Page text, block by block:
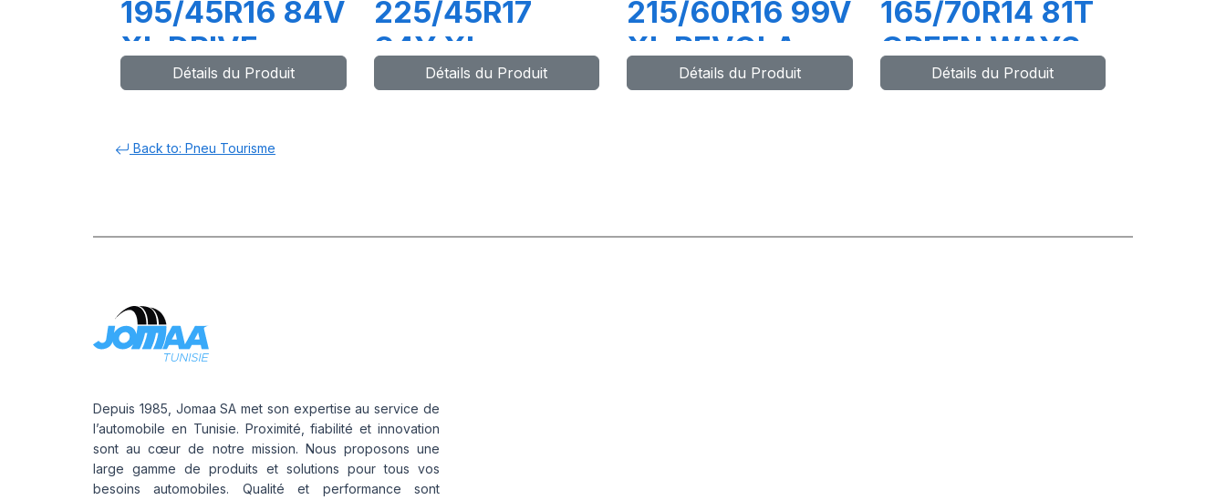
195/45R16 84V
XL DRIVE
WAYSDétails du Produit
225/45R17
94Y XL
DRIVEWAYS
Détails du Produit
215/60R16 99V
XL REVOLA
Détails du Produit
165/70R14 81T
GREEN WAYS
Détails du Produit
Back to: Pneu Tourisme
Depuis 1985, Jomaa SA met son expertise au service de
l’automobile en Tunisie. Proximité, fiabilité et innovation
sont au cœur de notre mission. Nous proposons une
large gamme de produits et solutions pour tous vos
besoins automobiles. Qualité et performance sont